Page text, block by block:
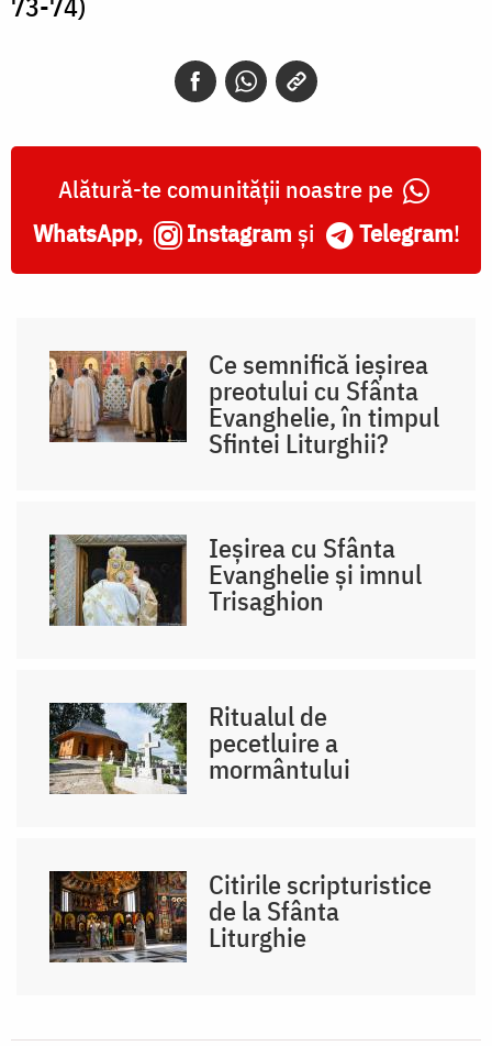
Alătură-te comunității noastre pe
WhatsApp, Instagram și Telegram!
Ce semnifică ieșirea
preotului cu Sfânta
Evanghelie, în timpul
Sfintei Liturghii?
Ieșirea cu Sfânta
Evanghelie și imnul
Trisaghion
Ritualul de
pecetluire a
mormântului
Citirile scripturistice
de la Sfânta
Liturghie